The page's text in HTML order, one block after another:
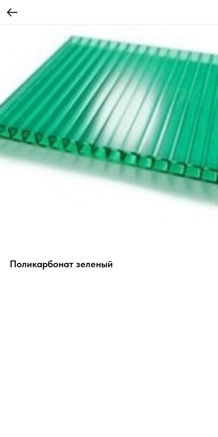
Поликарбонат зеленый